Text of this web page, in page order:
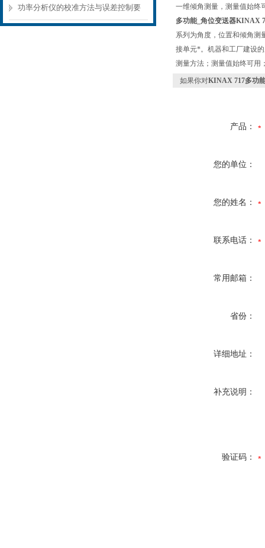
模块解析
功率分析仪的校准方法与误差控制要
一维倾角测量，测量值始终
多功能_角位变送器KINAX
系列为角度，位置和倾角测
接单元*。机器和工厂建设
测量方法；测量值始终可用
如果你对KINAX 717多功
产品：
您的单位：
您的姓名：
联系电话：
常用邮箱：
省份：
详细地址：
补充说明：
验证码：